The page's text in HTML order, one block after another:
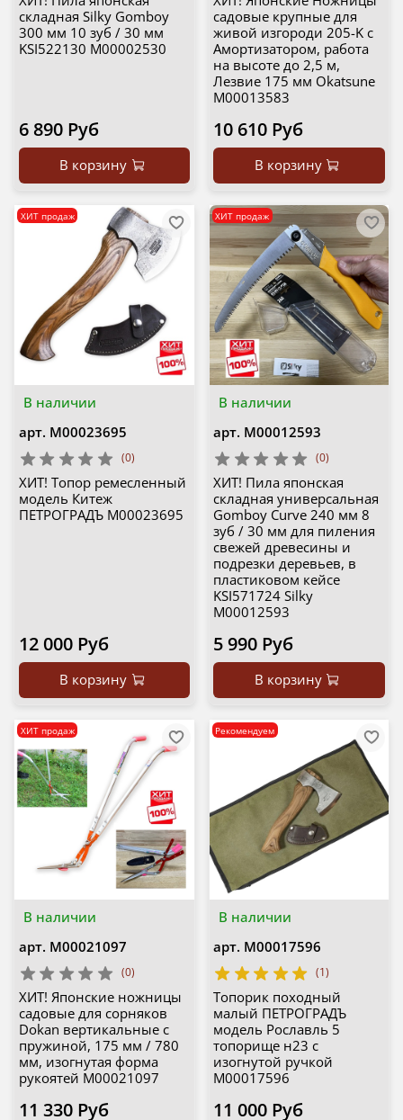
складная Silky Gomboy
300 мм 10 зуб / 30 мм
KSI522130 М00002530
6 890 Руб
В корзину
садовые крупные для
живой изгороди 205-K с
Амортизатором, работа
на высоте до 2,5 м,
Лезвие 175 мм Okatsune
М00013583
10 610 Руб
В корзину
В наличии
ХИТ продаж
арт. М00023695
(0)
ХИТ! Топор ремесленный
модель Китеж
ПЕТРОГРАДЪ М00023695
12 000 Руб
В корзину
В наличии
ХИТ продаж
арт. М00012593
(0)
ХИТ! Пила японская
складная универсальная
Gomboy Curve 240 мм 8
зуб / 30 мм для пиления
свежей древесины и
подрезки деревьев, в
пластиковом кейсе
KSI571724 Silky
М00012593
5 990 Руб
В корзину
В наличии
ХИТ продаж
арт. М00021097
(0)
ХИТ! Японские ножницы
садовые для сорняков
Dokan вертикальные с
пружиной, 175 мм / 780
мм, изогнутая форма
рукоятей М00021097
11 330 Руб
В наличии
Рекомендуем
арт. М00017596
(1)
Топорик походный
малый ПЕТРОГРАДЪ
модель Рославль 5
топорище н23 с
изогнутой ручкой
М00017596
11 000 Руб